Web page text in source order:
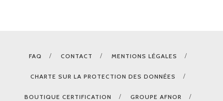
FAQ CONTACT MENTIONS LÉGALES
CHARTE SUR LA PROTECTION DES DONNÉES
BOUTIQUE CERTIFICATION GROUPE AFNOR